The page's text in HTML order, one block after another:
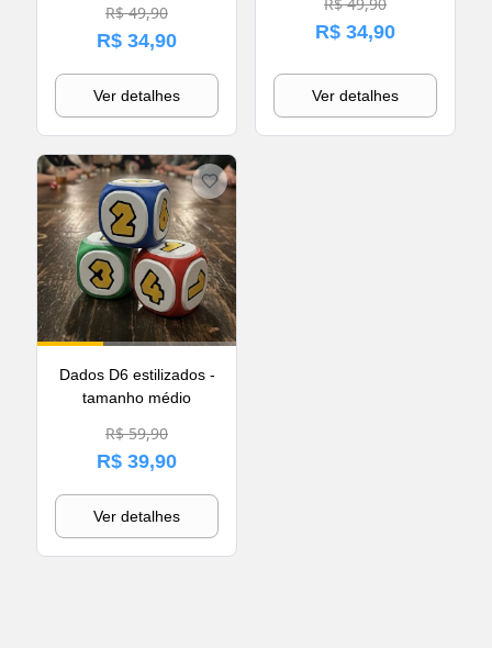
R$ 49,90
R$ 34,90
Ver detalhes
R$ 34,90
Ver detalhes
Dados D6 estilizados -
tamanho médio
R$ 59,90
R$ 39,90
Ver detalhes